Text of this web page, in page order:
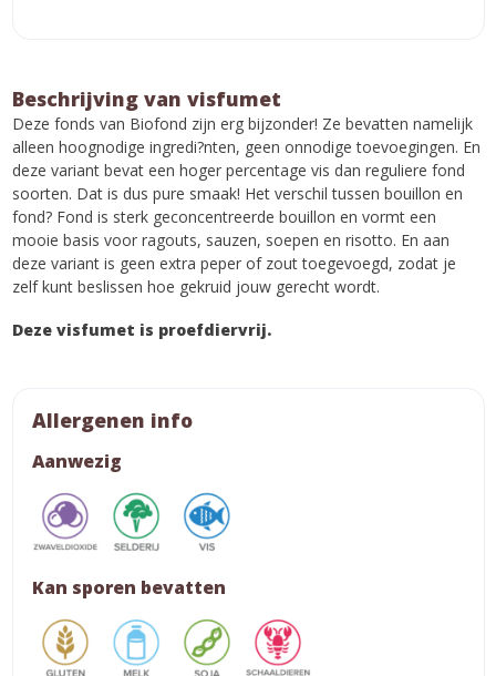
Beschrijving van visfumet
Deze fonds van Biofond zijn erg bijzonder! Ze bevatten namelijk
alleen hoognodige ingredi?nten, geen onnodige toevoegingen. En
deze variant bevat een hoger percentage vis dan reguliere fond
soorten. Dat is dus pure smaak! Het verschil tussen bouillon en
fond? Fond is sterk geconcentreerde bouillon en vormt een
mooie basis voor ragouts, sauzen, soepen en risotto. En aan
deze variant is geen extra peper of zout toegevoegd, zodat je
zelf kunt beslissen hoe gekruid jouw gerecht wordt.
Deze visfumet is proefdiervrij.
Allergenen info
Aanwezig
Kan sporen bevatten